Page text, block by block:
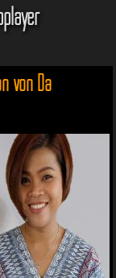
von Da